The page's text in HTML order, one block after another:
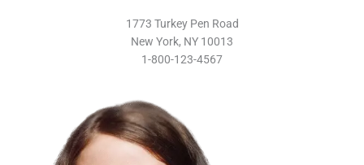
1773 Turkey Pen Road
New York, NY 10013
1-800-123-4567